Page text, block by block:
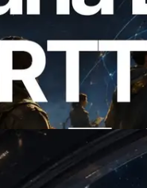
API अब 7
— Validators